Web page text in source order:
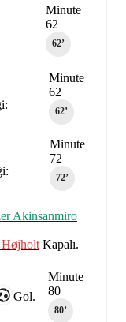
Minute
62
62‎’‎
Minute
62
62‎’‎
Minute
72
72‎’‎
Akinsanmiro
Kapalı.
Minute
80
80‎’‎
Gol.